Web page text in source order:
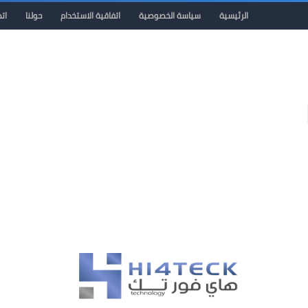
الرئيسية سياسة الخصوصية اتفاقية الاستخدام حولنا